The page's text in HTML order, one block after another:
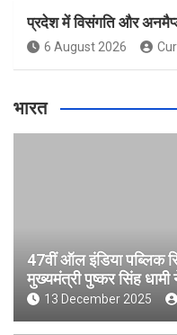
प्रदेश में विसंगति और
6 August 2026
भारत
47वीं ऑल इंडिया पब्लिक
मुख्यमंत्री पुष्कर सिंह धामी
13 December 2025